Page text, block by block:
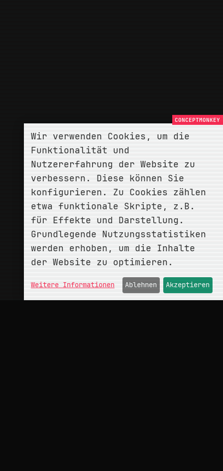
Wir verwenden Cookies, um die
Funktionalität und
Nutzererfahrung der Website zu
verbessern. Diese können Sie
konfigurieren. Zu Cookies zählen
etwa funktionale Skripte, z.B.
für Effekte und Darstellung.
Grundlegende Nutzungsstatistiken
werden erhoben, um die Inhalte
der Website zu optimieren.
Weitere Informationen Ablehnen Akzeptieren